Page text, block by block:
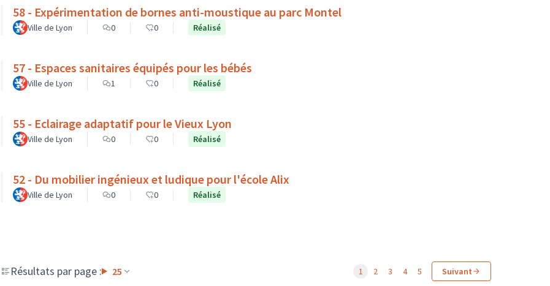
58 - Expérimentation de bornes anti-moustique au parc Montel
Ville de Lyon 0 0 Réalisé
57 - Espaces sanitaires équipés pour les bébés
Ville de Lyon 1 0 Réalisé
55 - Eclairage adaptatif pour le Vieux Lyon
Ville de Lyon 0 0 Réalisé
52 - Du mobilier ingénieux et ludique pour l'école Alix
Ville de Lyon 0 0 Réalisé
Résultats par page : 25 1 2 3 4 5 Suivant